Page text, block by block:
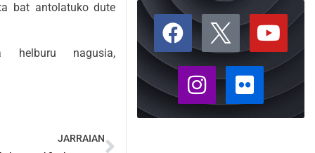
bat antolatuko dute
helburu nagusia,
JARRAIAN